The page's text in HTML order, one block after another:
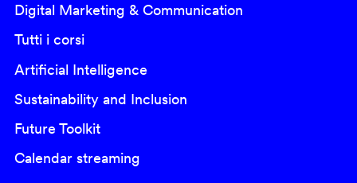
Digital Marketing & Communication
Tutti i corsi
Artificial Intelligence
Sustainability and Inclusion
Future Toolkit
Calendar streaming